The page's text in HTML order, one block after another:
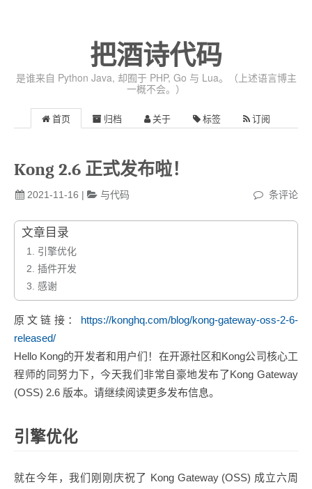
把酒诗代码
是谁来自 Python Java, 却囿于 PHP, Go 与 Lua。（上述语言博主
一概不会。）
首页 归档 关于 标签 订阅
Kong 2.6 正式发布啦！
2021-11-16 | 与代码 条评论
文章目录
1.
引擎优化
2. 插件开发
3. 感谢
原文链接： https://konghq.com/blog/kong-gateway-oss-2-6-
released/
Hello Kong的开发者和用户们！在开源社区和Kong公司核心工
程师的同努力下，今天我们非常自豪地发布了Kong Gateway
(OSS) 2.6 版本。请继续阅读更多发布信息。
引擎优化
就在今年，我们刚刚庆祝了 Kong Gateway (OSS) 成立六周